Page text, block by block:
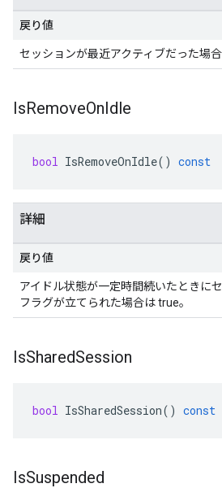
戻り値
セッションが最近アクティブだった場合
IsRemoveOnIdle
bool IsRemoveOnIdle() const
詳細
戻り値
アイドル状態が一定時間続いたときに
フラグが立てられた場合は true。
IsSharedSession
bool IsSharedSession() const
IsSuspended